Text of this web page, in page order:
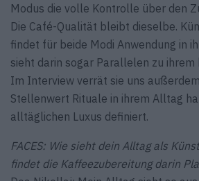
Modus die volle Kontrolle über den
Die Café-Qualität bleibt dieselbe.
findet für beide Modi Anwendung in
sieht darin sogar Parallelen zu ihrem
Im Interview verrät sie uns
Stellenwert Rituale in ihrem Alltag
alltäglichen Luxus definiert.
FACES: Wie sieht dein Alltag als
findet die Kaffeezubereitung darin